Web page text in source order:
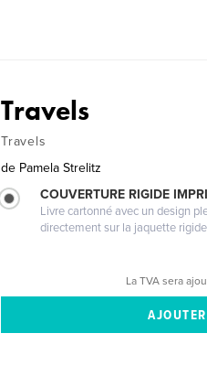
Travels
Travels
de Pamela Strelitz
COUVERTURE RIGIDE
Livre cartonné avec un design
directement sur la jaquette rigide
La TVA sera